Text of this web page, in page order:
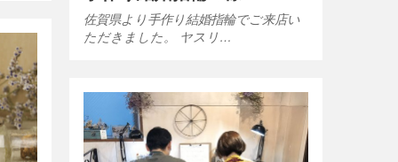
佐賀県より手作り結婚指輪でご来店い
ただきました。 ヤスリ…